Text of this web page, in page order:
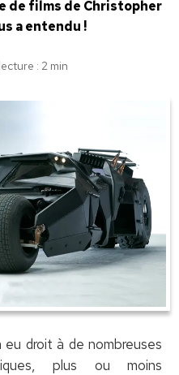
de films de Christopher
a entendu !
: 2 min
droit à de nombreuses
plus ou moins